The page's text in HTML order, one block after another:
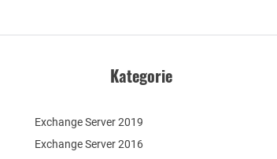
Kategorie
Exchange Server 2019
Exchange Server 2016